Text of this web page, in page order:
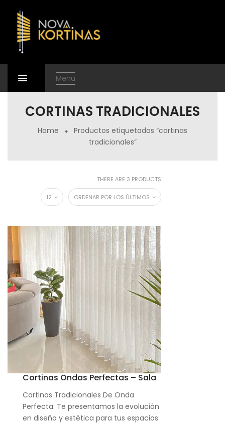
Menu
CORTINAS TRADICIONALES
Home
Productos etiquetados “cortinas
tradicionales”
THERE ARE 3 PRODUCTS
ORDENAR POR LOS ÚLTIMOS
12
Cortinas Ondas Perfectas – Sala
Cortinas Tradicionales De Onda
Perfecta: Te presentamos la evolución
en diseño y estética para tus espacios: